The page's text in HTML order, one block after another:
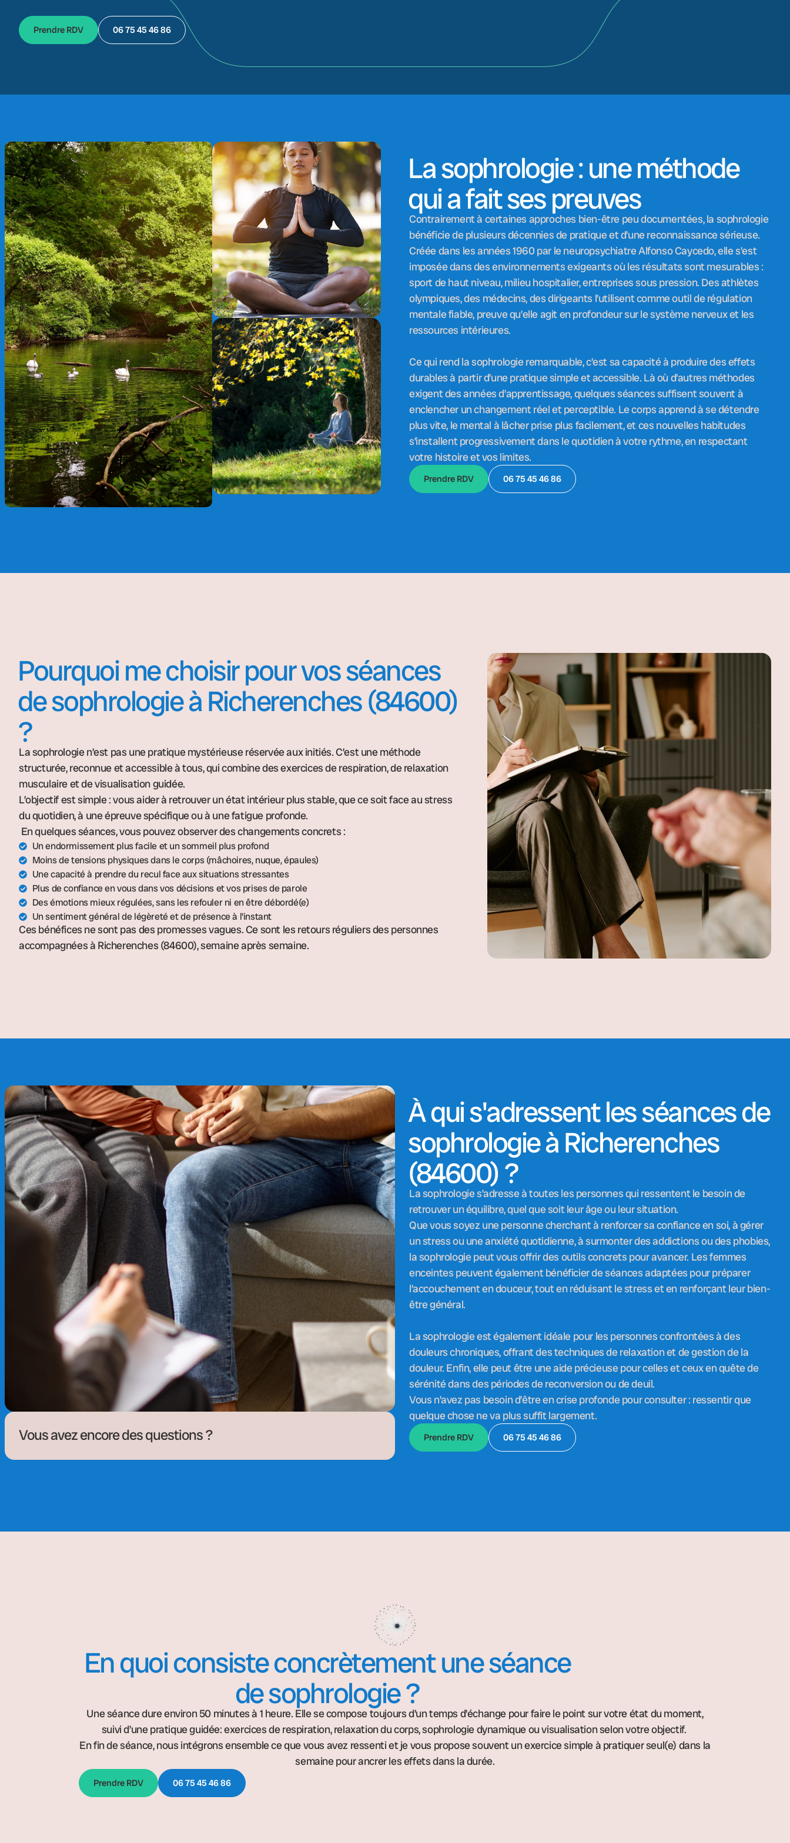
Prendre RDV 06 75 45 46 86
La sophrologie : une méthode
qui a fait ses preuves
Contrairement à certaines approches bien-être peu documentées, la sophrologie
bénéficie de plusieurs décennies de pratique et d’une reconnaissance sérieuse.
Créée dans les années 1960 par le neuropsychiatre Alfonso Caycedo, elle s’est
imposée dans des environnements exigeants où les résultats sont mesurables :
sport de haut niveau, milieu hospitalier, entreprises sous pression. Des athlètes
olympiques, des médecins, des dirigeants l’utilisent comme outil de régulation
mentale fiable, preuve qu’elle agit en profondeur sur le système nerveux et les
ressources intérieures.
Ce qui rend la sophrologie remarquable, c’est sa capacité à produire des effets
durables à partir d’une pratique simple et accessible. Là où d’autres méthodes
exigent des années d’apprentissage, quelques séances suffisent souvent à
enclencher un changement réel et perceptible. Le corps apprend à se détendre
plus vite, le mental à lâcher prise plus facilement, et ces nouvelles habitudes
s’installent progressivement dans le quotidien à votre rythme, en respectant
votre histoire et vos limites.
Prendre RDV 06 75 45 46 86
Pourquoi me choisir pour vos séances
de sophrologie à Richerenches (84600)
?
La sophrologie n’est pas une pratique mystérieuse réservée aux initiés. C’est une méthode
structurée, reconnue et accessible à tous, qui combine des exercices de respiration, de relaxation
musculaire et de visualisation guidée.
L’objectif est simple : vous aider à retrouver un état intérieur plus stable, que ce soit face au stress
du quotidien, à une épreuve spécifique ou à une fatigue profonde.
En quelques séances, vous pouvez observer des changements concrets :
Un endormissement plus facile et un sommeil plus profond
Moins de tensions physiques dans le corps (mâchoires, nuque, épaules)
Une capacité à prendre du recul face aux situations stressantes
Plus de confiance en vous dans vos décisions et vos prises de parole
Des émotions mieux régulées, sans les refouler ni en être débordé(e)
Un sentiment général de légèreté et de présence à l'instant
Ces bénéfices ne sont pas des promesses vagues. Ce sont les retours réguliers des personnes
accompagnées à Richerenches (84600), semaine après semaine.
Vous avez encore des questions ?
À qui s'adressent les séances de
sophrologie à Richerenches
(84600) ?
La sophrologie s’adresse à toutes les personnes qui ressentent le besoin de
retrouver un équilibre, quel que soit leur âge ou leur situation.
Que vous soyez une personne cherchant à renforcer sa confiance en soi, à gérer
un stress ou une anxiété quotidienne, à surmonter des addictions ou des phobies,
la sophrologie peut vous offrir des outils concrets pour avancer. Les femmes
enceintes peuvent également bénéficier de séances adaptées pour préparer
l’accouchement en douceur, tout en réduisant le stress et en renforçant leur bien-
être général.
La sophrologie est également idéale pour les personnes confrontées à des
douleurs chroniques, offrant des techniques de relaxation et de gestion de la
douleur. Enfin, elle peut être une aide précieuse pour celles et ceux en quête de
sérénité dans des périodes de reconversion ou de deuil.
Vous n’avez pas besoin d’être en crise profonde pour consulter : ressentir que
quelque chose ne va plus suffit largement.
Prendre RDV 06 75 45 46 86
En quoi consiste concrètement une séance
de sophrologie ?
Une séance dure environ 50 minutes à 1 heure. Elle se compose toujours d’un temps d’échange pour faire le point sur votre état du moment,
suivi d’une pratique guidée: exercices de respiration, relaxation du corps, sophrologie dynamique ou visualisation selon votre objectif.
En fin de séance, nous intégrons ensemble ce que vous avez ressenti et je vous propose souvent un exercice simple à pratiquer seul(e) dans la
semaine pour ancrer les effets dans la durée.
Prendre RDV 06 75 45 46 86